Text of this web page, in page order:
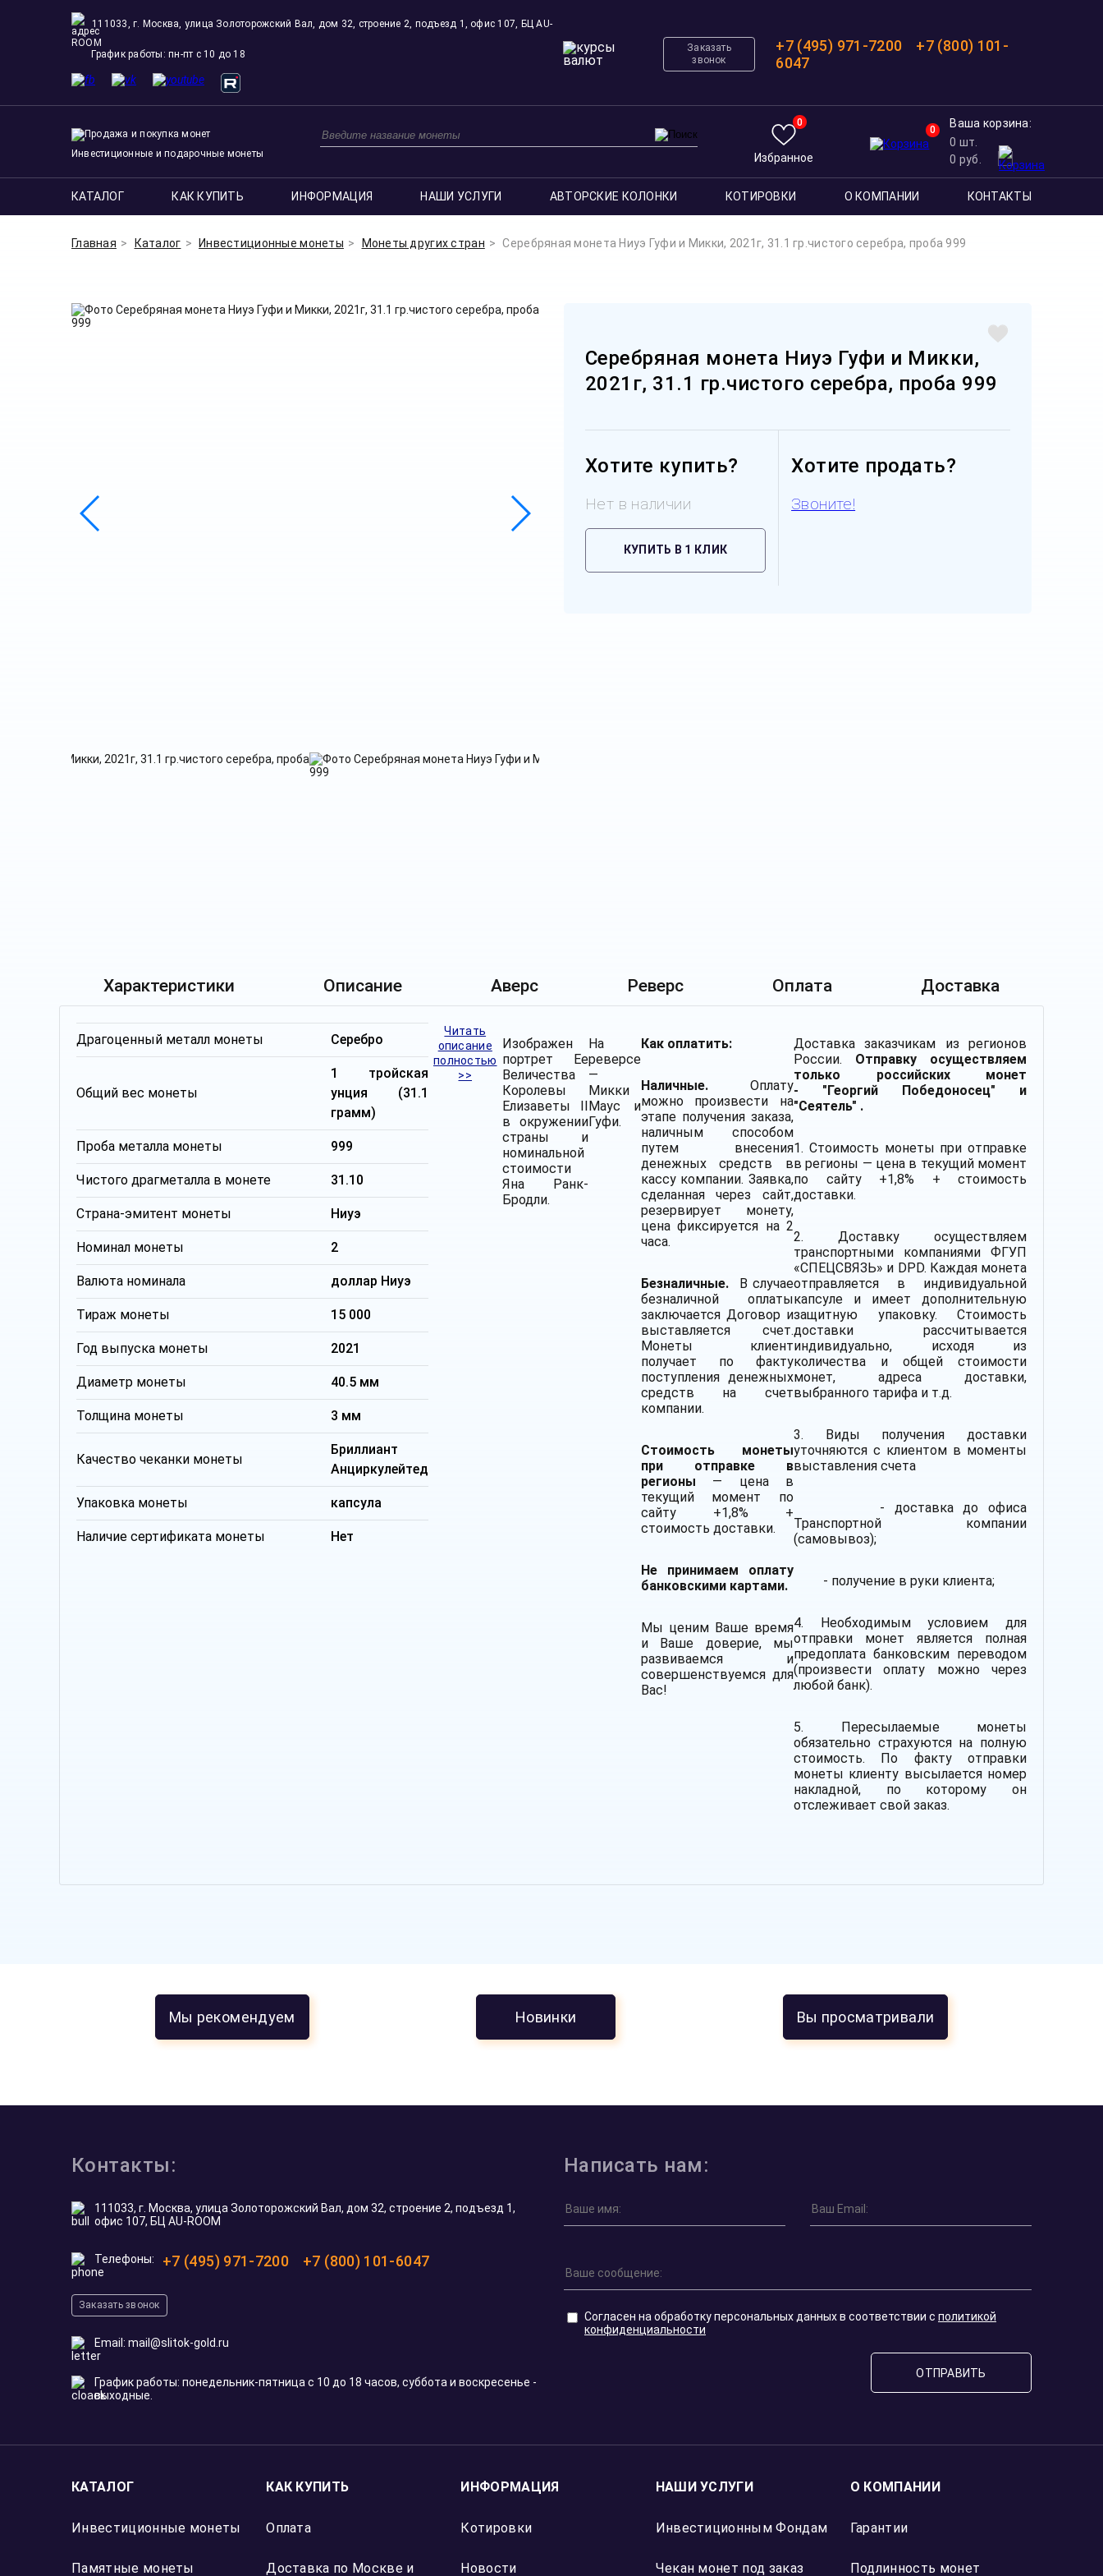
111033, г. Москва, улица Золоторожский Вал, дом 32, строение 2, подъезд 1, офис 107, БЦ AU-
ROOM
График работы: пн-пт с 10 до 18
Заказать
звонок
+7 (495) 971-7200
+7 (800) 101-
6047
Инвестиционные и подарочные монеты
0
Избранное
0
Ваша корзина:
0 шт.
0 руб.
КАТАЛОГ КАК КУПИТЬ ИНФОРМАЦИЯ НАШИ УСЛУГИ АВТОРСКИЕ КОЛОНКИ КОТИРОВКИ О КОМПАНИИ КОНТАКТЫ
Главная Каталог Инвестиционные монеты Монеты других стран Серебряная монета Ниуэ Гуфи и Микки, 2021г, 31.1 гр.чистого серебра, проба 999
Серебряная монета Ниуэ Гуфи и Микки,
2021г, 31.1 гр.чистого серебра, проба 999
Хотите купить?
Нет в наличии
КУПИТЬ В 1 КЛИК
Хотите продать?
Звоните!
Характеристики Описание Аверс Реверс Оплата Доставка
Драгоценный металл монеты Серебро
Общий вес монеты
1 тройская
унция (31.1
грамм)
Проба металла монеты 999
Чистого драгметалла в монете 31.10
Страна-эмитент монеты Ниуэ
Номинал монеты 2
Валюта номинала доллар Ниуэ
Тираж монеты 15 000
Год выпуска монеты 2021
Диаметр монеты 40.5 мм
Толщина монеты 3 мм
Качество чеканки монеты
Бриллиант
Анциркулейтед
Упаковка монеты капсула
Наличие сертификата монеты Нет
Читать
описание
полностью
>>
Изображен
портрет Ее
Величества
Королевы
Елизаветы II
в окружении
страны и
номинальной
стоимости
Яна Ранк-
Бродли.
На
реверсе
—
Микки
Маус и
Гуфи.
Как оплатить:
Наличные.Оплату
можно произвести на
этапе получения заказа,
наличным способом
путем внесения
денежных средств в
кассу компании. Заявка,
сделанная через сайт,
резервирует монету,
цена фиксируется на 2
часа.
Безналичные.
В случае
безналичной оплаты
заключается Договор и
выставляется счет.
Монеты клиент
получает по факту
поступления денежных
средств на счет
компании.
Стоимость монеты
при отправке в
регионы — цена в
текущий момент по
сайту +1,8% +
стоимость доставки.
Не принимаем оплату
банковскими картами.
Мы ценим Ваше время
и Ваше доверие, мы
развиваемся и
совершенствуемся для
Вас!
Доставка заказчикам из регионов
России. Отправку осуществляем
только российских монет
- "Георгий Победоносец" и
"Сеятель" .
1. Стоимость монеты при отправке
в регионы — цена в текущий момент
по сайту +1,8% + стоимость
доставки.
2. Доставку осуществляем
транспортными компаниями
ФГУП
«СПЕЦСВЯЗЬ» и DPD. Каждая монета
отправляется в индивидуальной
капсуле и имеет дополнительную
защитную упаковку. Стоимость
доставки рассчитывается
индивидуально, исходя из
количества и общей стоимости
монет, адреса доставки,
выбранного тарифа и т.д.
3. Виды получения доставки
уточняются с клиентом в моменты
выставления счета
- доставка до офиса
Транспортной компании
(самовывоз);
- получение в руки клиента;
4. Необходимым условием для
отправки монет является полная
предоплата банковским переводом
(произвести оплату можно через
любой банк).
5. Пересылаемые монеты
обязательно страхуются на полную
стоимость. По факту отправки
монеты клиенту высылается номер
накладной, по которому он
отслеживает свой заказ.
Мы рекомендуем Новинки Вы просматривали
Искал золотую монету на рождение ребенка.
Подобрали тематический австралийский доллар
с кенгуренком, жена в восторге 🙂
Отзыв Яндекс Карты
Шикарный выбор монет «Георгий Победоносец».
Цена на них здесь одна из самых приятных в
Отзыв Яндекс Карты
Выгодный спред, условия гораздо
Для сохранения сейчас капитала то что